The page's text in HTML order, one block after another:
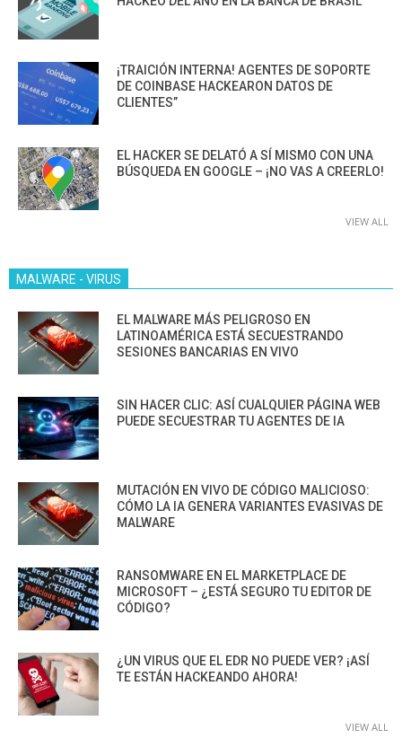
¡TRAICIÓN INTERNA! AGENTES DE SOPORTE
DE COINBASE HACKEARON DATOS DE
CLIENTES”
EL HACKER SE DELATÓ A SÍ MISMO CON UNA
BÚSQUEDA EN GOOGLE – ¡NO VAS A CREERLO!
VIEW ALL
MALWARE - VIRUS
EL MALWARE MÁS PELIGROSO EN
LATINOAMÉRICA ESTÁ SECUESTRANDO
SESIONES BANCARIAS EN VIVO
SIN HACER CLIC: ASÍ CUALQUIER PÁGINA WEB
PUEDE SECUESTRAR TU AGENTES DE IA
MUTACIÓN EN VIVO DE CÓDIGO MALICIOSO:
CÓMO LA IA GENERA VARIANTES EVASIVAS DE
MALWARE
RANSOMWARE EN EL MARKETPLACE DE
MICROSOFT – ¿ESTÁ SEGURO TU EDITOR DE
CÓDIGO?
¿UN VIRUS QUE EL EDR NO PUEDE VER? ¡ASÍ
TE ESTÁN HACKEANDO AHORA!
VIEW ALL